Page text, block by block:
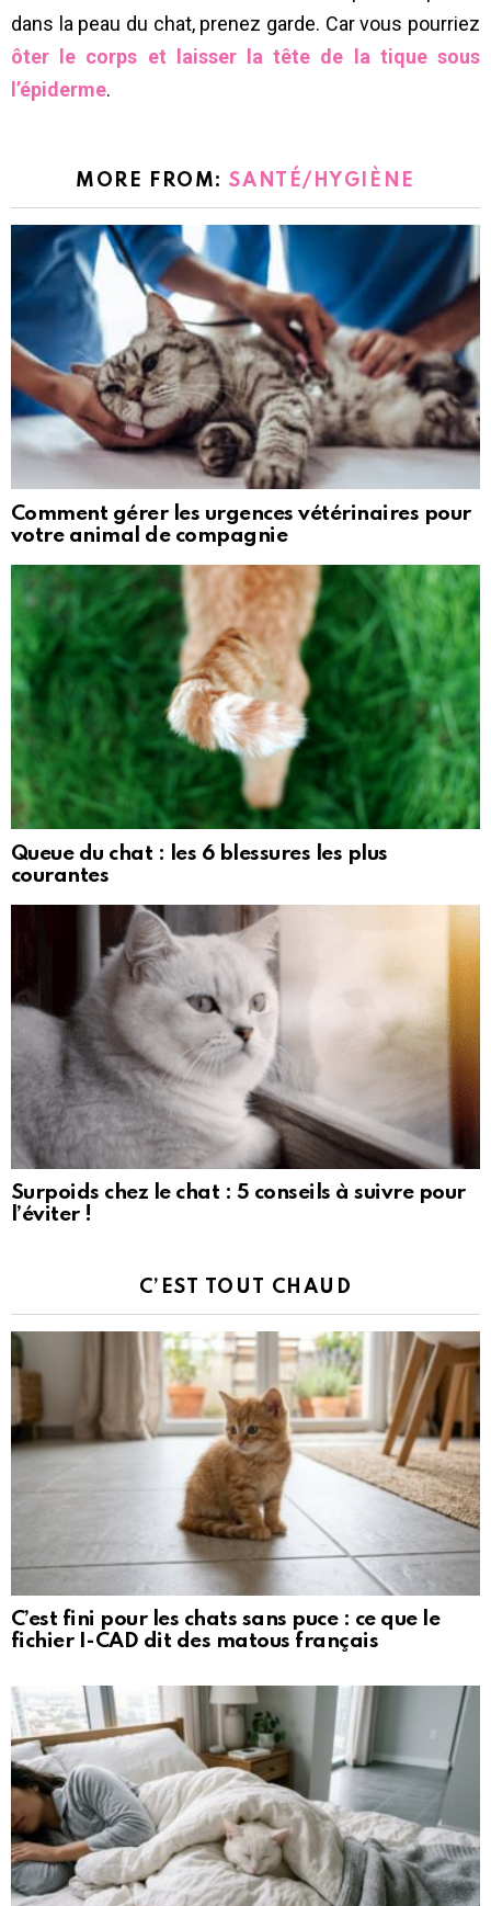
dans la peau du chat, prenez garde. Car vous pourriez
ôter le corps et laisser la tête de la tique sous
l’épiderme.
MORE FROM:SANTÉ/HYGIÈNE
Comment gérer les urgences vétérinaires pour
votre animal de compagnie
Queue du chat : les 6 blessures les plus
courantes
Surpoids chez le chat : 5 conseils à suivre pour
l’éviter !
C’EST TOUT CHAUD
C’est fini pour les chats sans puce : ce que le
fichier I-CAD dit des matous français